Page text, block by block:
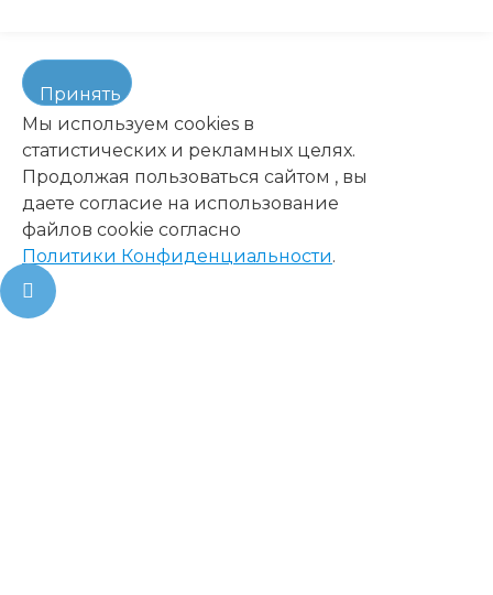
Принять
Мы используем cookies в
статистических и рекламных целях.
Продолжая пользоваться сайтом , вы
даете согласие на использование
файлов cookie согласно
Политики Конфиденциальности.